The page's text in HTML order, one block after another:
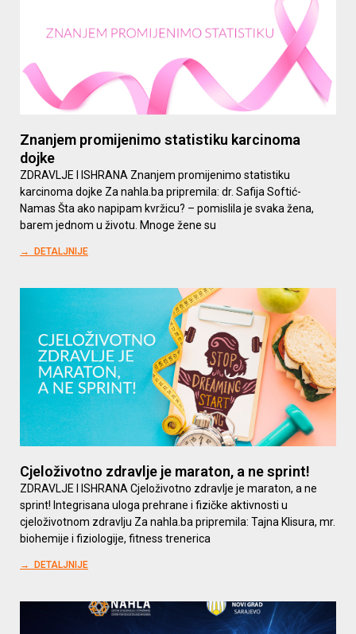
Znanjem promijenimo statistiku karcinoma
dojke
ZDRAVLJE I ISHRANA Znanjem promijenimo statistiku
karcinoma dojke Za nahla.ba pripremila: dr. Safija Softić-
Namas Šta ako napipam kvržicu? – pomislila je svaka žena,
barem jednom u životu. Mnoge žene su
→ DETALJNIJE
Cjeloživotno zdravlje je maraton, a ne sprint!
ZDRAVLJE I ISHRANA Cjeloživotno zdravlje je maraton, a ne
sprint! Integrisana uloga prehrane i fizičke aktivnosti u
cjeloživotnom zdravlju Za nahla.ba pripremila: Tajna Klisura, mr.
biohemije i fiziologije, fitness trenerica
→ DETALJNIJE